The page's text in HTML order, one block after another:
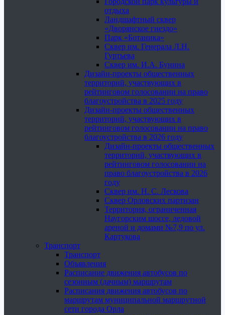
отдыха
Ландшафтный сквер
«Дворянское гнездо»
Парк «Ботаника»
Сквер им. Генерала Л.Н.
Гуртьева
Сквер им. И.А. Бунина
Дизайн-проекты общественных
территорий, участвующих в
рейтинговом голосовании на право
благоустройства в 2025 году
Дизайн-проекты общественных
территорий, участвующих в
рейтинговом голосовании на право
благоустройства в 2026 году
Дизайн-проекты общественных
территорий, участвующих в
рейтинговом голосовании на
право благоустройства в 2026
году
Сквер им. Н. С. Лескова
Сквер Орловских партизан
Территория, ограниченная
Наугорским шоссе, ледовой
ареной и домами №7,9 по ул.
Картукова
Транспорт
Транспорт
Объявления
Расписание движения автобусов по
сезонным (дачным) маршрутам
Расписания движения автобусов по
маршрутам муниципальной маршрутной
сети города Орла